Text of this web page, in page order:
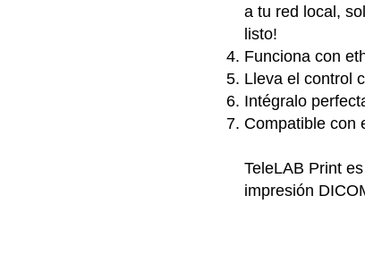
a tu red local, s
listo!
Funciona con
Lleva el control
Intégralo
Compatible con
TeleLAB Print
impresión